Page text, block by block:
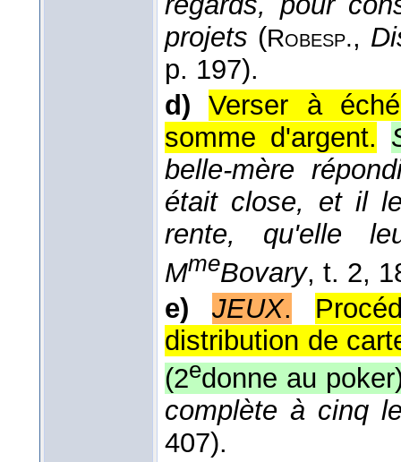
projets (Robesp.,
p. 197).
d)
Verser à
somme d'argent.
belle-mère
était close, et il
rente, qu'elle
MmeBovary, t. 2,
e)
JEUX.
distribution de
(2edonne au
complète à cinq
407).